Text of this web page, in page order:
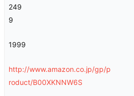
249
9
1999
http://www.amazon.co.jp/gp/p
roduct/B00XKNNW6S